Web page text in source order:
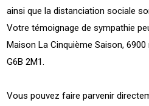
ainsi que la distanciation sociale
Votre témoignage de sympathie
Maison La Cinquième Saison,
G6B 2M1.
Vous pouvez faire parvenir